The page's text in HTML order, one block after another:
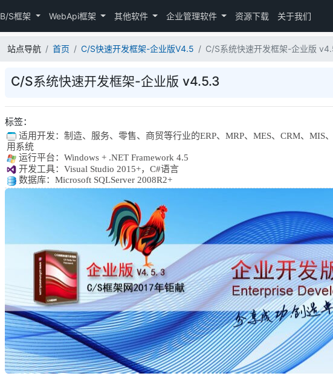
B/S框架 WebApi框架 其他软件 企业管理软件 资源下载 关于我们
站点导航 首页 C/S快速开发框架-企业版V4.5 C/S系统快速开发框架-企业版
C/S系统快速开发框架-企业版 v4.5.3
标签：
适用开发： 制造、服务、零售、商贸等行业的ERP、MRP、MES、CRM、MIS
用系统
运行平台：Windows + .NET Framework 4.5
开发工具：Visual Studio 2015+，C#语言
数据库：Microsoft SQLServer 2008R2+